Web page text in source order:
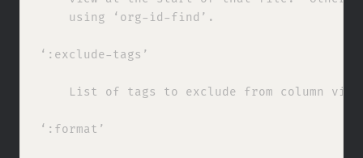
    using ‘org-id-find’.
‘:exclude-tags’
List of tags to exclude from column
‘:format’